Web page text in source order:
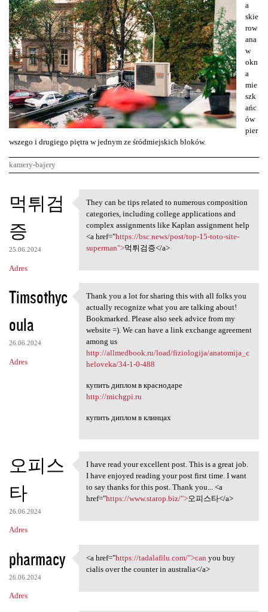
a
skie
row
ana
w
okn
a
mie
szk
ańc
ów
pier
wszego i drugiego piętra w jednym ze śródmiejskich bloków.
kamery-bajery
K
o
m
e
n
a
z
e
먹튀검
증
25.06.2024
Adres
They can be tips related to
They can be tips related to numerous composition
categories, including college applications and
complex assignments like Kaplan assignment help
<a href="https://bsc.news/post/top-15-toto-site-
superman">먹튀검증</a>
Timsothyc
oula
26.06.2024
Adres
Thank you a lot for sharing
Thank you a lot for sharing this with all folks you
actually recognize what you are talking about!
Bookmarked. Please also seek advice from my
website =). We can have a link exchange agreement
among us
http://allmedbook.ru/load/fiziologija/anatomija_c
heloveka/34-1-0-488
купить диплом в краснодаре
http://michgpi.ru
купить диплом в клинцах
오피스
타
26.06.2024
Adres
I have read your excellent
I have read your excellent post. This is a great job.
I have enjoyed reading your post first time. I want
to say thanks for this post. Thank you... <a
href="https://www.starop.biz/">오피스타</a>
pharmacy
26.06.2024
Adres
<a href="https://tadalafilu
<a href="https://tadalafilu.com/">can you buy
cialis over the counter in australia</a>